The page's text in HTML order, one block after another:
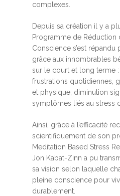
complexes.
Depuis sa création il y a
Programme de Réduction
Conscience s’est
grâce aux innombrables
sur le court et long terme
frustrations quotidiennes,
et physique, diminution
symptômes liés au stress
Ainsi, grâce à l’efficacité
scientifiquement de son
Meditation Based Stress
Jon Kabat-Zinn a pu
sa vision selon laquelle
pleine conscience pour
durablement.